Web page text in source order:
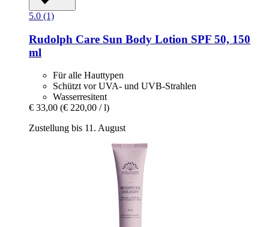
5.0 (1)
Rudolph Care Sun Body Lotion SPF 50, 150
ml
Für alle Hauttypen
Schützt vor UVA- und UVB-Strahlen
Wasserresitent
€ 33,00 (€ 220,00 / l)
Zustellung bis 11. August